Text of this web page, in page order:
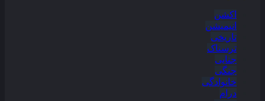
اکشن
انیمیشن
تاریخی
ترسناک
جنایی
جنگی
خانوادگی
درام